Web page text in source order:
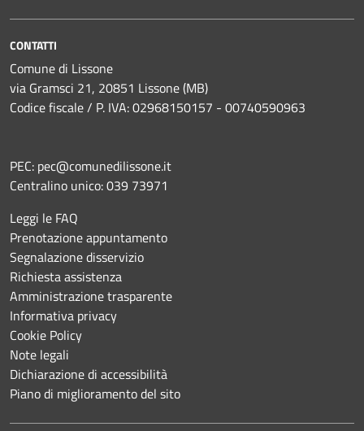
CONTATTI
Comune di Lissone
via Gramsci 21, 20851 Lissone (MB)
Codice fiscale / P. IVA: 02968150157 - 00740590963
PEC: pec@comunedilissone.it
Centralino unico:039 73971
Leggi le FAQ
Prenotazione appuntamento
Segnalazione disservizio
Richiesta assistenza
Amministrazione trasparente
Informativa privacy
Cookie Policy
Note legali
Dichiarazione di accessibilità
Piano di miglioramento del sito